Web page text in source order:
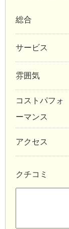
総合
サービス
雰囲気
コストパフォ
ーマンス
アクセス
クチコミ